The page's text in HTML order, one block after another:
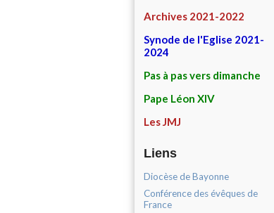
Archives 2021-2022
Synode de l'Eglise 2021-
2024
Pas à pas vers dimanche
Pape Léon XIV
Les JMJ
Liens
Diocèse de Bayonne
Conférence des évêques de
France